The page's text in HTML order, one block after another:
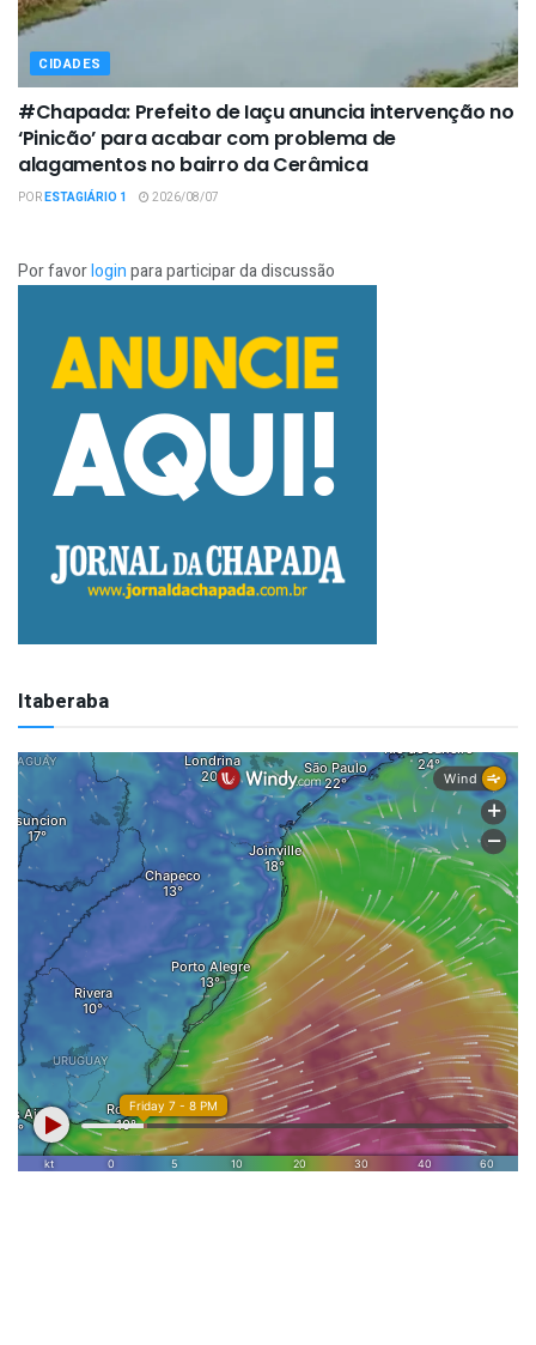
CIDADES
#Chapada: Prefeito de Iaçu anuncia intervenção no
‘Pinicão’ para acabar com problema de
alagamentos no bairro da Cerâmica
PORESTAGIÁRIO 1 2026/08/07
Por favorloginpara participar da discussão
Itaberaba